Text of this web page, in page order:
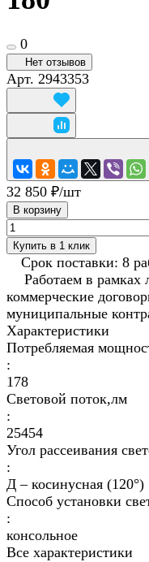
0
Нет отзывов
Арт. 2943353
32 850 ₽/шт
В корзину
Купить в 1 клик
Срок поставки: 8
Работаем в
коммерческие
муниципальные
Характеристики
Потребляемая
:
178
Световой поток,лм
:
25454
Угол рассеивания
:
Д – косинусная (120°)
Способ установки
:
консольное
Все характеристики